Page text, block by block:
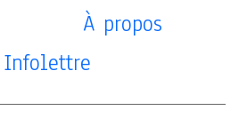
À propos
Infolettre